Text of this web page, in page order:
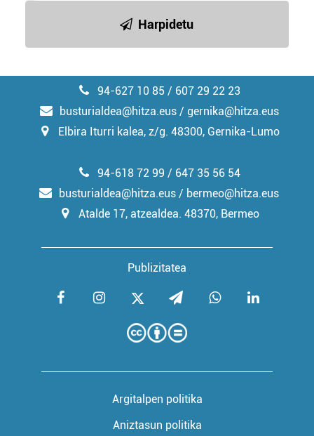
Harpidetu
94-627 10 85 / 607 29 22 23
busturialdea@hitza.eus / gernika@hitza.eus
Elbira Iturri kalea, z/g. 48300, Gernika-Lumo
Publizitatea
94-618 72 99 / 647 35 56 54
busturialdea@hitza.eus / bermeo@hitza.eus
Atalde 17, atzealdea. 48370, Bermeo
Argitalpen politika
Aniztasun politika